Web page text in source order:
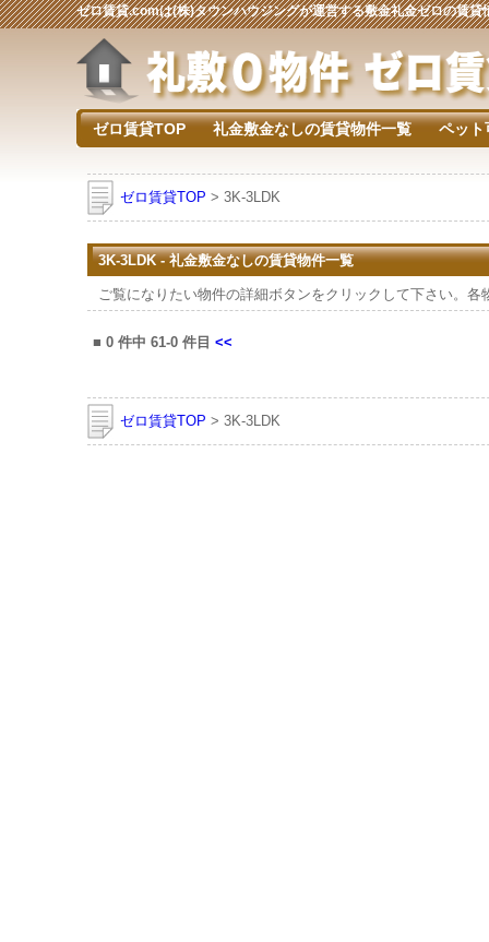
ゼロ賃貸.comは(株)タウンハウジングが運営する敷金礼金ゼロの賃貸
ゼロ賃貸TOP 礼金敷金なしの賃貸物件一覧 ペット
ゼロ賃貸TOP > 3K-3LDK
3K-3LDK - 礼金敷金なしの賃貸物件一覧
ご覧になりたい物件の詳細ボタンをクリックして下さい。各
■ 0 件中 61-0 件目 <<
ゼロ賃貸TOP > 3K-3LDK